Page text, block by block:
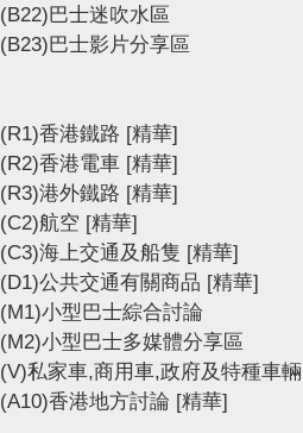
(B22)巴士迷吹水區
(B23)巴士影片分享區
(R1)香港鐵路 [精華]
(R2)香港電車 [精華]
(R3)港外鐵路 [精華]
(C2)航空 [精華]
(C3)海上交通及船隻 [精華]
(D1)公共交通有關商品 [精華]
(M1)小型巴士綜合討論
(M2)小型巴士多媒體分享區
(V)私家車,商用車,政府及特種車輛
(A10)香港地方討論 [精華]